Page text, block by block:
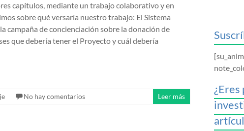
capítulos, mediante un trabajo colaborativo y en
sobre qué versaría nuestro trabajo: El Sistema
campaña de concienciación sobre la donación de
que debería tener el Proyecto y cuál debería
No hay comentarios Leer más